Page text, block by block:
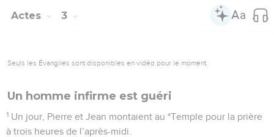
Actes 3
Seuls les Évangiles sont disponibles en vidéo pour le moment.
Un homme infirme est guéri
1 Un jour, Pierre et Jean montaient au *Temple pour la prière
à trois heures de l’après-midi.